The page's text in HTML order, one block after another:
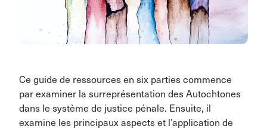
Ce guide de ressources en six parties commence
par examiner la surreprésentation des Autochtones
dans le système de justice pénale. Ensuite, il
examine les principaux aspects et l’application de